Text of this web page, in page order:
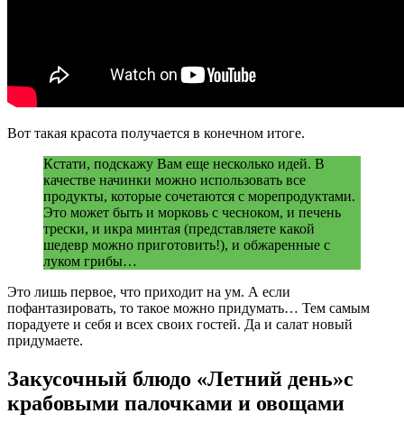
Вот такая красота получается в конечном итоге.
Кстати, подскажу Вам еще несколько идей. В
качестве начинки можно использовать все
продукты, которые сочетаются с морепродуктами.
Это может быть и морковь с чесноком, и печень
трески, и икра минтая (представляете какой
шедевр можно приготовить!), и обжаренные с
луком грибы…
Это лишь первое, что приходит на ум. А если
пофантазировать, то такое можно придумать… Тем самым
порадуете и себя и всех своих гостей. Да и салат новый
придумаете.
Закусочный блюдо «Летний день»с
крабовыми палочками и овощами